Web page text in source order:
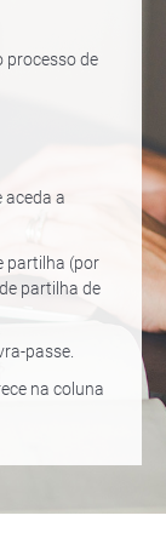
processo de
aceda a
partilha (por
partilha de
passe.
na coluna